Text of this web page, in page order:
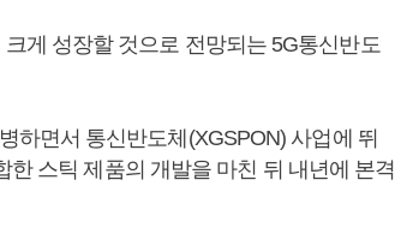
게 성장할 것으로 전망되는 5G통신반도
하면서 통신반도체(XGSPON) 사업에 뛰
스틱 제품의 개발을 마친 뒤 내년에 본격